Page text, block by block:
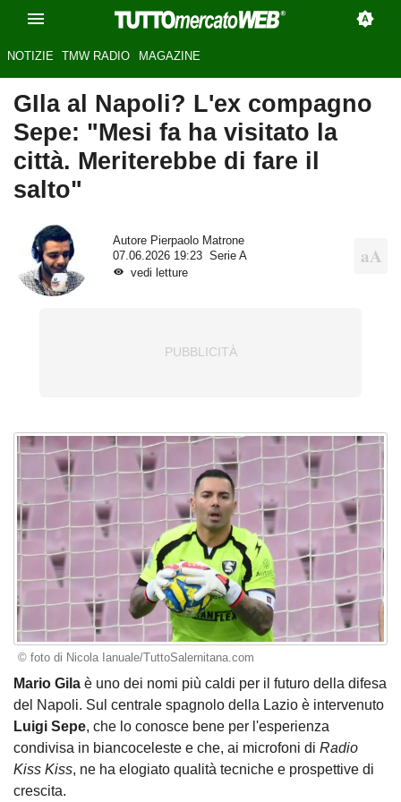
NOTIZIE TMW RADIO MAGAZINE
GIla al Napoli? L'ex compagno
Sepe: "Mesi fa ha visitato la
città. Meriterebbe di fare il
salto"
Autore Pierpaolo Matrone
07.06.2026 19:23
Serie A
vedi letture
© foto di Nicola Ianuale/TuttoSalernitana.com
Mario Gila è uno dei nomi più caldi per il futuro della difesa
del Napoli. Sul centrale spagnolo della Lazio è intervenuto
Luigi Sepe, che lo conosce bene per l'esperienza
condivisa in biancoceleste e che, ai microfoni di Radio
Kiss Kiss, ne ha elogiato qualità tecniche e prospettive di
crescita.